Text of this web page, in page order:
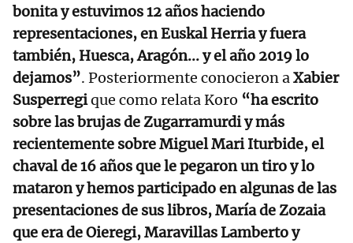
bonita y estuvimos 12 años haciendo
representaciones, en Euskal Herria y fuera
también, Huesca, Aragón... y el año 2019 lo
dejamos”. Posteriormente conocieron aXabier
Susperregique como relata Koro “ha escrito
sobre las brujas de Zugarramurdi y más
recientemente sobre Miguel Mari Iturbide, el
chaval de 16 años que le pegaron un tiro y lo
mataron y hemos participado en algunas de las
presentaciones de sus libros, María de Zozaia
que era de Oieregi, Maravillas Lamberto y